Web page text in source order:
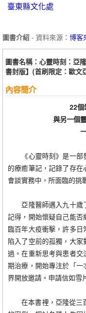
臺東縣文化處
圖書介紹 - 資料來源： 博客
圖書名稱：心靈時刻：亞
書封版】(首刷限定：歐文
內容簡介
22個
與另一個
《心靈時刻》是一部
的療癒筆記，記錄了存
會談實務中，所面臨的挑
亞隆醫師邁入九十歲
記得，開始懷疑自己能
臨百年大疫衝擊，許多
陷入了空前的孤獨，大
過。在重新思考與患者
期治療，開始專注於「
界開放邀請。申請信如雪
在本書裡，亞隆從三